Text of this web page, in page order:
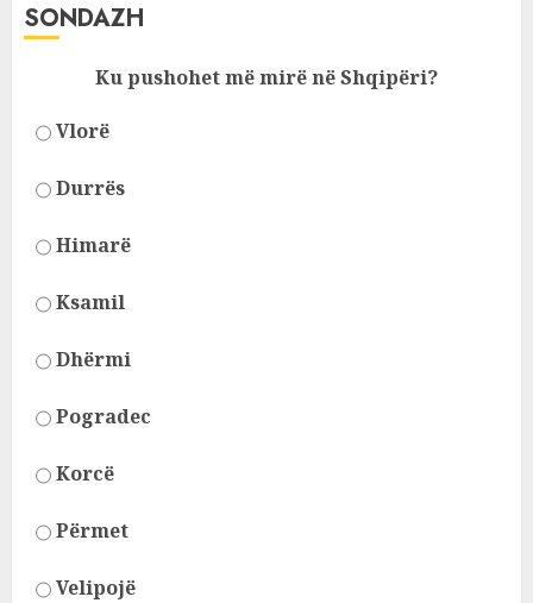
SONDAZH
Ku pushohet më mirë në Shqipëri?
Vlorë
Durrës
Himarë
Ksamil
Dhërmi
Pogradec
Korcë
Përmet
Velipojë